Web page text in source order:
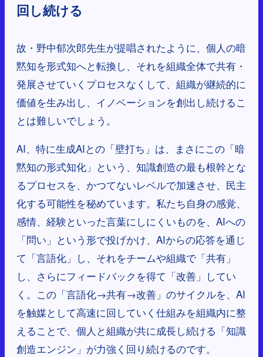
回し続ける
故・野中郁次郎先生が提唱されたように、個人の暗
黙知を形式知へと転換し、それを組織全体で共有・
発展させていくプロセスなくして、組織が継続的に
価値を生み出し、イノベーションを創出し続けるこ
とは難しいでしょう。
AI、特に生成AIとの「壁打ち」は、まさにこの「暗
黙知の形式知化」という、知識創造の最も根幹とな
るプロセスを、かつてないレベルで加速させ、民主
化する可能性を秘めています。私たち自身の感覚、
感情、経験といった言葉にしにくいものを、AIへの
「問い」という形で投げかけ、AIからの応答を通じ
て「言語化」し、それをチームや組織で「共有」
し、さらにフィードバックを得て「改善」してい
く。この「言語化→共有→改善」のサイクルを、AI
を触媒として高速に回していく仕組みを組織内に整
えることで、個人と組織が共に成長し続ける「知識
創造エンジン」が力強く回り続けるのです。